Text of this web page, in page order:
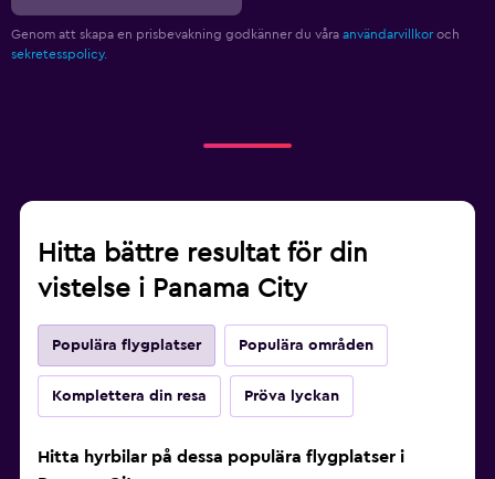
Genom att skapa en prisbevakning godkänner du våra användarvillkor och
sekretesspolicy.
Hitta bättre resultat för din
vistelse i Panama City
Populära flygplatser Populära områden
Komplettera din resa Pröva lyckan
Hitta hyrbilar på dessa populära flygplatser i